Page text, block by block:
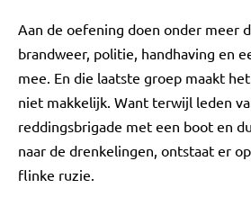
Aan de oefening doen onder meer
brandweer, politie, handhaving en
mee. En die laatste groep maakt
niet makkelijk. Want terwijl leden
reddingsbrigade met een boot en
naar de drenkelingen, ontstaat er
flinke ruzie.